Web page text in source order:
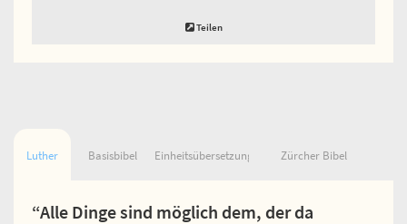
Teilen
Luther Basisbibel Einheitsübersetzung Zürcher Bibel
“Alle Dinge sind möglich dem, der da